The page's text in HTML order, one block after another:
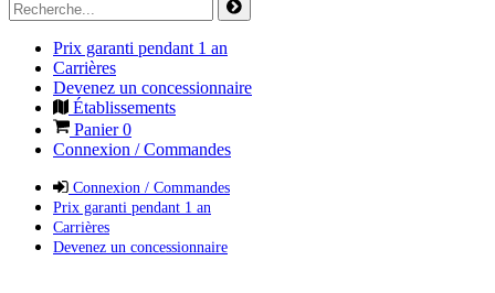
Prix garanti pendant 1 an
Carrières
Devenez un concessionnaire
Établissements
Panier0
Connexion / Commandes
Connexion / Commandes
Prix garanti pendant 1 an
Carrières
Devenez un concessionnaire